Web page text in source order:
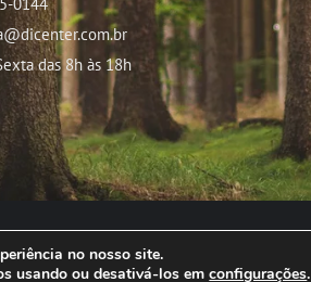
das 8h às 18h
2026 | Todos os direitos reservados
no nosso site.
usando ou desativá-los emconfigurações.